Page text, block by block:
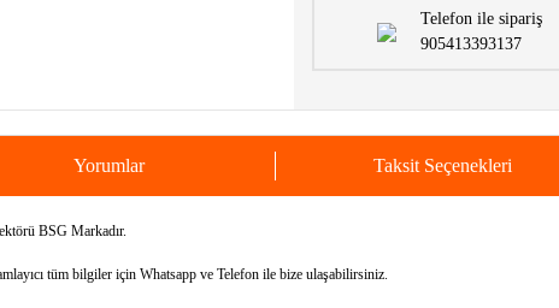
Telefon ile sipariş
905413393137
Yorumlar Taksit Seçenekleri
BSG Markadır.
tüm bilgiler için Whatsapp ve Telefon ile bize ulaşabilirsiniz.